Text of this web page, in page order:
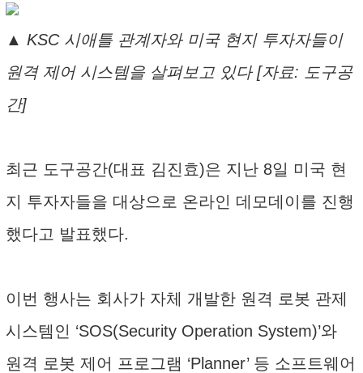
▲ KSC 시애틀 관계자와 미국 현지 투자자들이
원격 제어 시스템을 살펴보고 있다 [자료: 도구공
간]
최근 도구공간(대표 김진효)은 지난 8일 미국 현
지 투자자들을 대상으로 온라인 데모데이를 진행
했다고 발표했다.
이번 행사는 회사가 자체 개발한 원격 로봇 관제
시스템인 ‘SOS(Security Operation System)’와
원격 로봇 제어 프로그램 ‘Planner’ 등 소프트웨어